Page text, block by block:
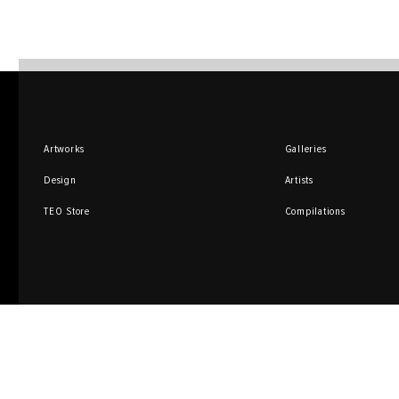
Artworks
Design
TEO Store
Galleries
Artists
Compilations